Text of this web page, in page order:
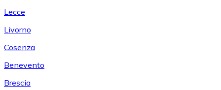
Lecce
Livorno
Cosenza
Benevento
Brescia